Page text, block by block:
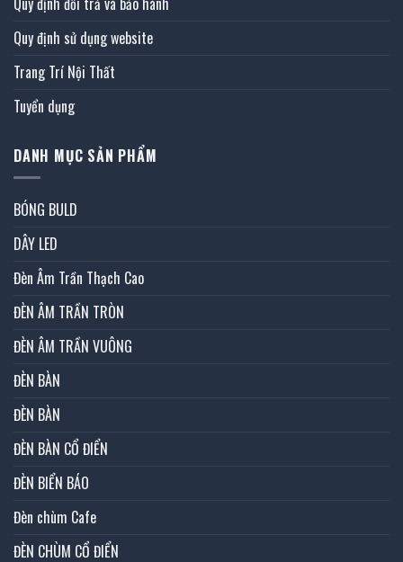
Quy định sử dụng website
Trang Trí Nội Thất
Tuyển dụng
DANH MỤC SẢN PHẨM
BÓNG BULD
DÂY LED
Đèn Âm Trần Thạch Cao
ĐÈN ÂM TRẦN TRÒN
ĐÈN ÂM TRẦN VUÔNG
ĐÈN BÀN
ĐÈN BÀN
ĐÈN BÀN CỔ ĐIỂN
ĐÈN BIỂN BÁO
Đèn chùm Cafe
ĐÈN CHÙM CỔ ĐIỂN